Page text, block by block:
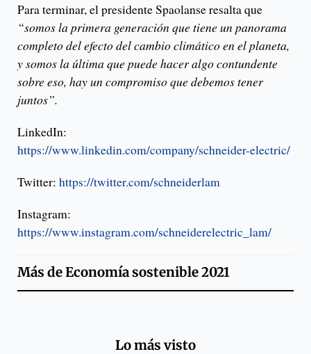
Para terminar, el presidente Spaolanse resalta que
“somos la primera generación que tiene un panorama
completo del efecto del cambio climático en el planeta,
y somos la última que puede hacer algo contundente
sobre eso, hay un compromiso que debemos tener
juntos”.
LinkedIn:
https://www.linkedin.com/company/schneider-electric/
Twitter: https://twitter.com/schneiderlam
Instagram:
https://www.instagram.com/schneiderelectric_lam/
Más deEconomía sostenible 2021
Lo más visto